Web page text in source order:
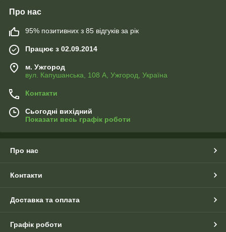
Про нас
95% позитивних з 85 відгуків за рік
Працює з 02.09.2014
м. Ужгород
вул. Капушанська, 108 А, Ужгород, Україна
Контакти
Сьогодні вихідний
Показати весь графік роботи
Про нас
Контакти
Доставка та оплата
Графік роботи